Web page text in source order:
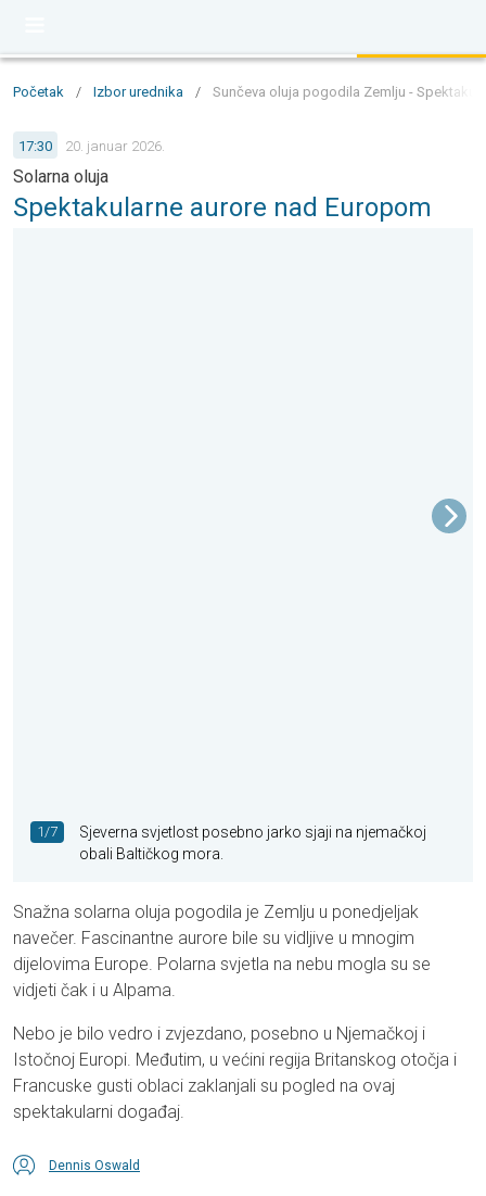
Početak / Izbor urednika / Sunčeva oluja pogodila Zemlju -
17:30 20. januar 2026.
Solarna oluja
Spektakularne aurore nad Europom
1/7
Sjeverna svjetlost posebno jarko sjaji na njemačkoj
obali Baltičkog mora.
Snažna solarna oluja pogodila je Zemlju u ponedjeljak
navečer. Fascinantne aurore bile su vidljive u mnogim
dijelovima Europe. Polarna svjetla na nebu mogla su se
vidjeti čak i u Alpama.
Nebo je bilo vedro i zvjezdano, posebno u Njemačkoj i
Istočnoj Europi. Međutim, u većini regija Britanskog otočja i
Francuske gusti oblaci zaklanjali su pogled na ovaj
spektakularni događaj.
Dennis Oswald